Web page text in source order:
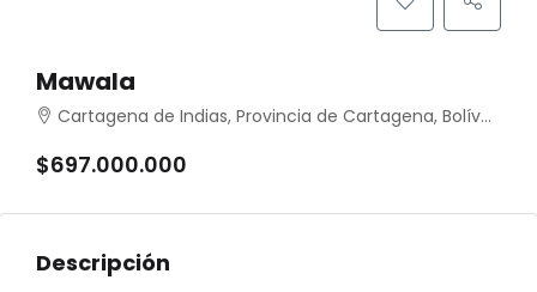
Mawala
Cartagena de Indias, Provincia de Cartagena, Bolívar, Colombia
$697.000.000
Descripción